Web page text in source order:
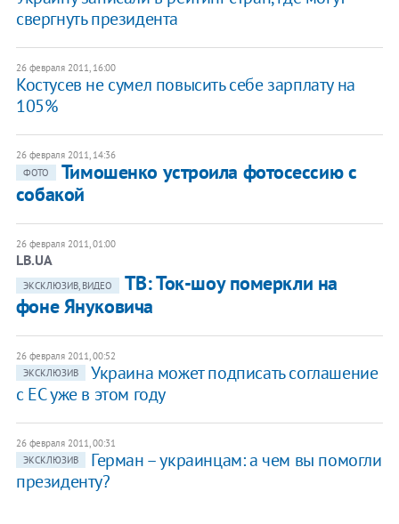
свергнуть президента
26 февраля 2011, 16:00
Костусев не сумел повысить себе зарплату на
105%
26 февраля 2011, 14:36
ФОТО
Тимошенко устроила фотосессию с
собакой
26 февраля 2011, 01:00
LB.UA
ЭКСКЛЮЗИВ, ВИДЕО
ТВ: Ток-шоу померкли на
фоне Януковича
26 февраля 2011, 00:52
ЭКСКЛЮЗИВ
Украина может подписать соглашение
с ЕС уже в этом году
26 февраля 2011, 00:31
ЭКСКЛЮЗИВ
Герман – украинцам: а чем вы помогли
президенту?